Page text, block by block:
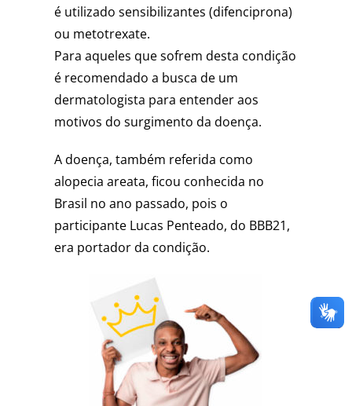
é utilizado sensibilizantes (difenciprona)
ou metotrexate.
Para aqueles que sofrem desta condição
é recomendado a busca de um
dermatologista para entender aos
motivos do surgimento da doença.
A doença, também referida como
alopecia areata, ficou conhecida no
Brasil no ano passado, pois o
participante Lucas Penteado, do BBB21,
era portador da condição.